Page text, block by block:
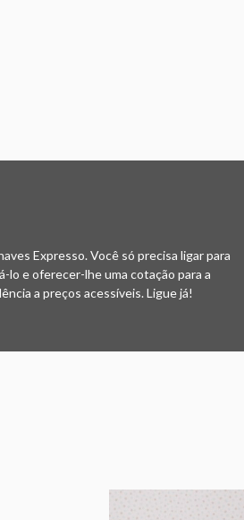
Expresso. Você só precisa ligar para
lo e oferecer-lhe uma cotação para a
a preços acessíveis. Ligue já!